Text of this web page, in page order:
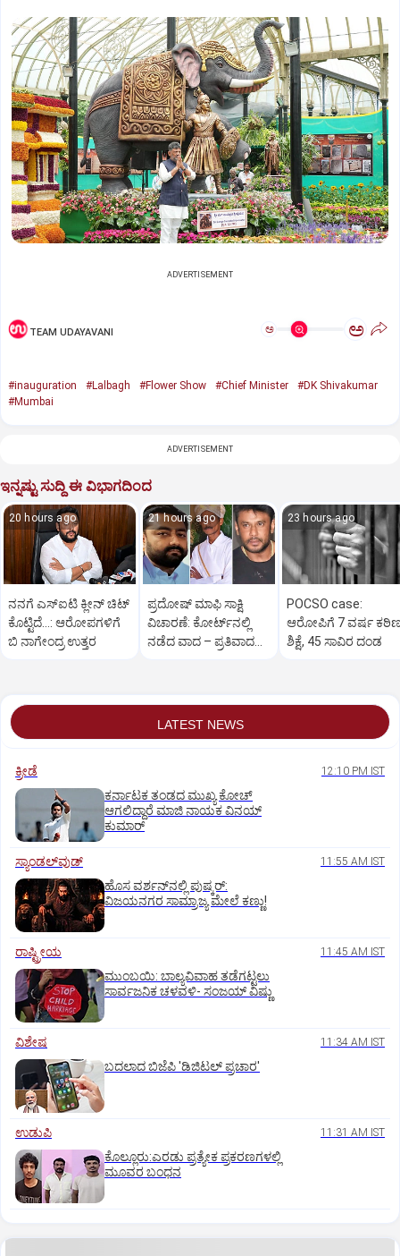
ADVERTISEMENT
TEAM UDAYAVANI ಅ ಅ
#inauguration #Lalbagh #Flower Show #Chief Minister
#DK Shivakumar
#Mumbai
ADVERTISEMENT
ಇನ್ನಷ್ಟು ಸುದ್ದಿ ಈ ವಿಭಾಗದಿಂದ
20 hours ago
ನನಗೆ ಎಸ್ಐಟಿ ಕ್ಲೀನ್ ಚಿಟ್
ಕೊಟ್ಟಿದೆ…: ಆರೋಪಗಳಿಗೆ
ಬಿ ನಾಗೇಂದ್ರ ಉತ್ತರ
21 hours ago
ಪ್ರದೋಷ್ ಮಾಫಿ ಸಾಕ್ಷಿ
ವಿಚಾರಣೆ: ಕೋರ್ಟ್‌ನಲ್ಲಿ
ನಡೆದ ವಾದ – ಪ್ರತಿವಾದದ
23 hours ago
POCSO case:
ಆರೋಪಿಗೆ 7 ವರ್ಷ
ಶಿಕ್ಷೆ, 45 ಸಾವಿರ ದಂಡ
LATEST NEWS
ಕ್ರೀಡೆ 12:10 PM IST
ಕರ್ನಾಟಕ ತಂಡದ ಮುಖ್ಯ ಕೋಚ್‌
ಆಗಲಿದ್ದಾರೆ ಮಾಜಿ ನಾಯಕ ವಿನಯ್‌
ಕುಮಾರ್
ಸ್ಯಾಂಡಲ್‌ವುಡ್‌ 11:55 AM IST
ಹೊಸ ವರ್ಶನ್‌ನಲ್ಲಿ ಪುಷ್ಕರ್‌:
ವಿಜಯನಗರ ಸಾಮ್ರಾಜ್ಯ ಮೇಲೆ ಕಣ್ಣು!
ರಾಷ್ಟ್ರೀಯ 11:45 AM IST
ಮುಂಬಯಿ: ಬಾಲ್ಯವಿವಾಹ ತಡೆಗಟ್ಟಲು
ಸಾರ್ವಜನಿಕ ಚಳವಳಿ- ಸಂಜಯ್‌ ವಿಷ್ಣು
ವಿಶೇಷ 11:34 AM IST
ಬದಲಾದ ಬಿಜೆಪಿ 'ಡಿಜಿಟಲ್‌ ಪ್ರಚಾರ'
ಉಡುಪಿ 11:31 AM IST
ಕೊಲ್ಲೂರು:ಎರಡು ಪ್ರತ್ಯೇಕ ಪ್ರಕರಣಗಳಲ್ಲಿ
ಮೂವರ ಬಂಧನ